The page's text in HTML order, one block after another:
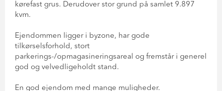
kørefast grus. Derudover stor grund på samlet 9.897
kvm.
Ejendommen ligger i byzone, har gode
tilkørselsforhold, stort
parkerings-/opmagasineringsareal og fremstår i generel
god og velvedligeholdt stand.
En god ejendom med mange muligheder.